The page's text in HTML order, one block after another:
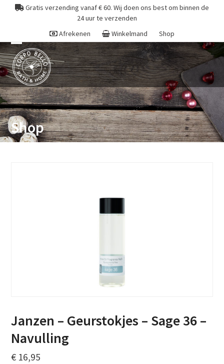
Gratis verzending vanaf € 60. Wij doen ons best om binnen de
24 uur te verzenden
Afrekenen
Winkelmand Shop
Open
mobile
menu
Close
mobile
menu
Shop
Janzen – Geurstokjes – Sage 36 –
Navulling
€ 16,95